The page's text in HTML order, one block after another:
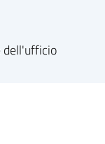
dell'ufficio